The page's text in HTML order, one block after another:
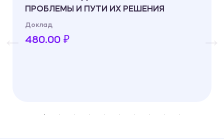
ПРОБЛЕМЫ И ПУТИ ИХ РЕШЕНИЯ
Доклад
480.00 ₽